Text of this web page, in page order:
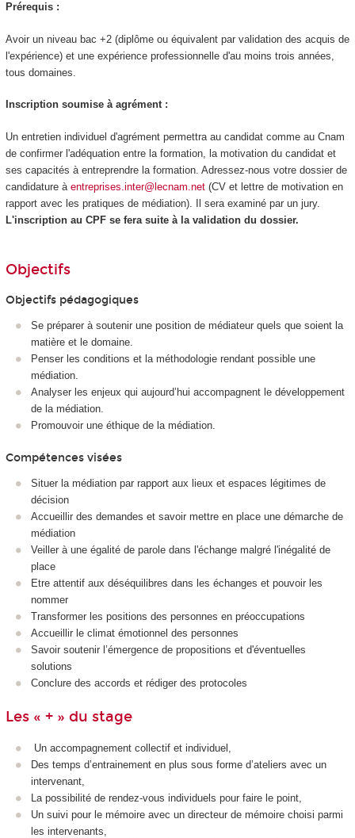
Prérequis :
Avoir un niveau bac +2 (diplôme ou équivalent par validation des acquis de
l'expérience) et une expérience professionnelle d'au moins trois années,
tous domaines.
Inscription soumise à agrément :
Un entretien individuel d'agrément permettra au candidat comme au Cnam
de confirmer l'adéquation entre la formation, la motivation du candidat et
ses capacités à entreprendre la formation. Adressez-nous votre dossier de
candidature à entreprises.inter@lecnam.net(CV et lettre de motivation en
rapport avec les pratiques de médiation). Il sera examiné par un jury.
L'inscription au CPF se fera suite à la validation du dossier.
Objectifs
Objectifs pédagogiques
Se préparer à soutenir une position de médiateur quels que soient la
matière et le domaine.
Penser les conditions et la méthodologie rendant possible une
médiation.
Analyser les enjeux qui aujourd’hui accompagnent le développement
de la médiation.
Promouvoir une éthique de la médiation.
Compétences visées
Situer la médiation par rapport aux lieux et espaces légitimes de
décision
Accueillir des demandes et savoir mettre en place une démarche de
médiation
Veiller à une égalité de parole dans l'échange malgré l'inégalité de
place
Etre attentif aux déséquilibres dans les échanges et pouvoir les
nommer
Transformer les positions des personnes en préoccupations
Accueillir le climat émotionnel des personnes
Savoir soutenir l’émergence de propositions et d'éventuelles
solutions
Conclure des accords et rédiger des protocoles
Les « + » du stage
Un accompagnement collectif et individuel,
Des temps d’entrainement en plus sous forme d’ateliers avec un
intervenant,
La possibilité de rendez-vous individuels pour faire le point,
Un suivi pour le mémoire avec un directeur de mémoire choisi parmi
les intervenants,